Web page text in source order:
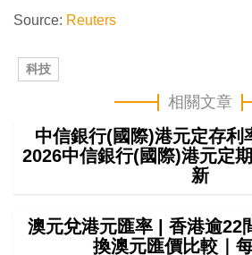
Source: Reuters
科技
相關文章
中信銀行(國際)港元定存利
2026中信銀行(國際)港元定
新
澳元兌港元匯率 | 香港逾22
換澳元匯價比較｜